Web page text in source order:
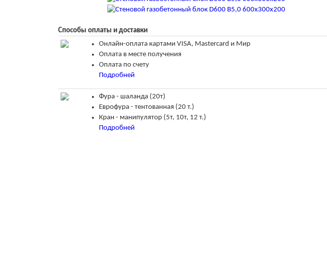
Способы оплаты и доставки
Онлайн-оплата картами VISA, Mastercard и Мир
Оплата в месте получения
Оплата по счету
Подробней
Фура - шаланда (20т)
Еврофура - тентованная (20 т.)
Кран - манипулятор (5т, 10т, 12 т.)
Подробней